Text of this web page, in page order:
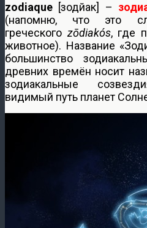
zodiaque [зодйак] –
(напомню, что это
греческого zōdiakós, где
животное). Название
большинство
древних времён носит
зодиакальные
видимый путь планет